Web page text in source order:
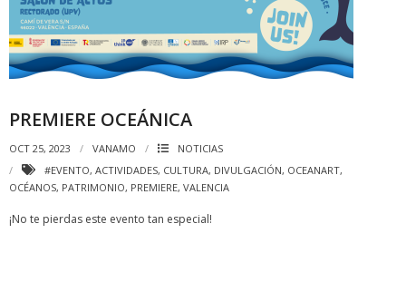
PREMIERE OCEÁNICA
OCT 25, 2023 VANAMO
NOTICIAS
#EVENTO, ACTIVIDADES, CULTURA, DIVULGACIÓN, OCEANART,
OCÉANOS, PATRIMONIO, PREMIERE, VALENCIA
¡No te pierdas este evento tan especial!